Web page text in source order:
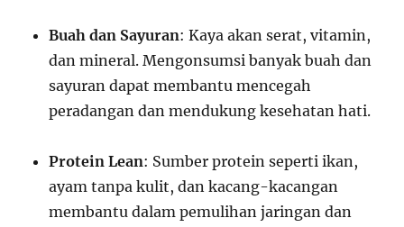
Buah dan Sayuran: Kaya akan serat, vitamin,
dan mineral. Mengonsumsi banyak buah dan
sayuran dapat membantu mencegah
peradangan dan mendukung kesehatan hati.
Protein Lean: Sumber protein seperti ikan,
ayam tanpa kulit, dan kacang-kacangan
membantu dalam pemulihan jaringan dan